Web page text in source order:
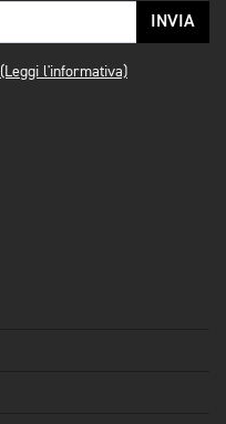
INVIA
(Leggi l'informativa)